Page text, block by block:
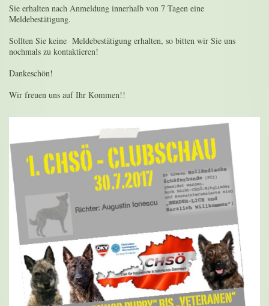
Sie erhalten nach Anmeldung innerhalb von 7 Tagen eine
Meldebestätigung.
Sollten Sie keine Meldebestätigung erhalten, so bitten wir Sie uns
nochmals zu kontaktieren!
Dankeschön!
Wir freuen uns auf Ihr Kommen!!